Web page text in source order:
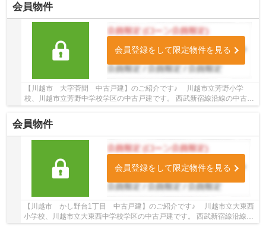
会員物件
会員登録をして限定物件を見る
【川越市 大字菅間 中古戸建】のご紹介です♪ 川越市立芳野小学
校、川越市立芳野中学校学区の中古戸建です。 西武新宿線沿線の中古戸
建♪本川越駅徒歩64分の中古戸建です。 お気...
会員物件
会員登録をして限定物件を見る
【川越市 かし野台1丁目 中古戸建】のご紹介です♪ 川越市立大東西
小学校、川越市立大東西中学校学区の中古戸建です。 西武新宿線沿線の